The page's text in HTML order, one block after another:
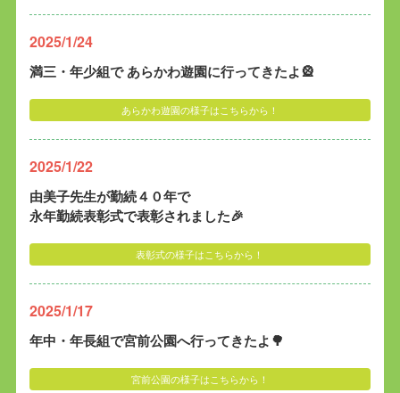
2025/1/24
満三・年少組で あらかわ遊園に行ってきたよ🎡
あらかわ遊園の様子はこちらから！
2025/1/22
由美子先生が勤続４０年で
永年勤続表彰式で表彰されました🎉
表彰式の様子はこちらから！
2025/1/17
年中・年長組で宮前公園へ行ってきたよ🌳
宮前公園の様子はこちらから！